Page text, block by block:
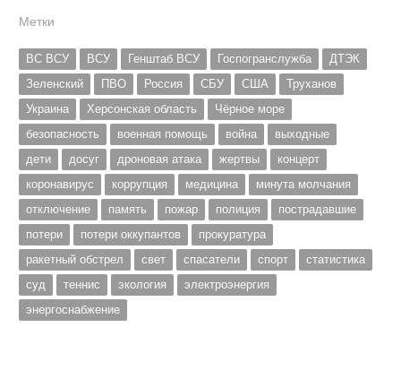
Метки
ВС ВСУ ВСУ Генштаб ВСУ Госпогранслужба
ДТЭК
Зеленский
ПВО Россия СБУ США
Труханов
Украина
Херсонская область
Чёрное море
безопасность
военная помощь война
выходные
дети
досуг дроновая атака жертвы
концерт
коронавирус
коррупция медицина
минута молчания
отключение
память пожар полиция
пострадавшие
потери
потери оккупантов
прокуратура
ракетный обстрел
свет спасатели спорт
статистика
суд
теннис экология
электроэнергия
энергоснабжение